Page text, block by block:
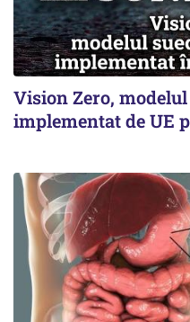
Vision Zero,
implementat de UE